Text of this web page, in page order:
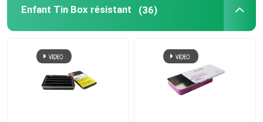
Enfant Tin Box résistant (36)